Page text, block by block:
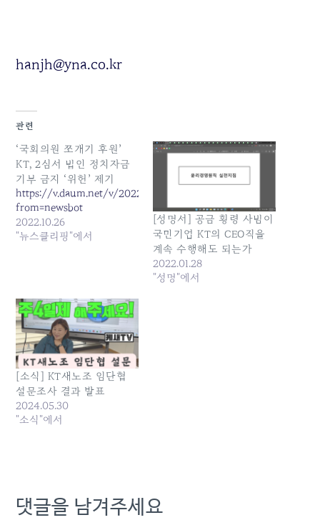
hanjh@yna.co.kr
관련
‘국회의원 쪼개기 후원’
KT, 2심서 법인 정치자금
기부 금지 ‘위헌’ 제기
https://v.daum.net/v/20221026113549352?
from=newsbot
2022.10.26
"뉴스클리핑"에서
[성명서] 공금 횡령 사범이
국민기업 KT의 CEO직을
계속 수행해도 되는가
2022.01.28
"성명"에서
[소식] KT새노조 임단협
설문조사 결과 발표
2024.05.30
"소식"에서
댓글을 남겨주세요